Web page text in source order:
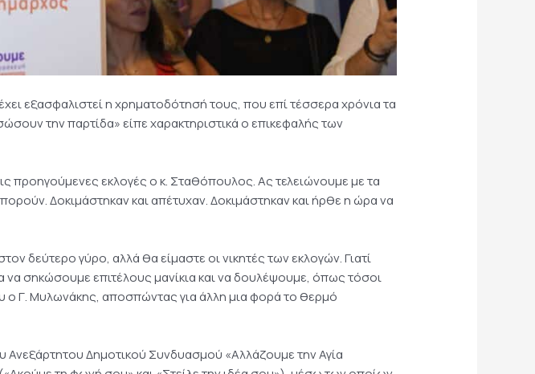
εξασφαλιστεί η χρηματοδότησή τους, που επί τέσσερα χρόνια τα
την παρτίδα» είπε χαρακτηριστικά ο επικεφαλής των
προηγούμενες εκλογές ο κ. Σταθόπουλος. Ας τελειώνουμε με τα
Δοκιμάστηκαν και απέτυχαν. Δοκιμάστηκαν και ήρθε η ώρα να
δεύτερο γύρο, αλλά θα είμαστε οι νικητές των εκλογών. Γιατί
σηκώσουμε επιτέλους μανίκια και να δουλέψουμε, όπως τόσοι
ο Γ. Μυλωνάκης, αποσπώντας για άλλη μια φορά το θερμό
Δημοτικού Συνδυασμού «Αλλάζουμε την Αγία